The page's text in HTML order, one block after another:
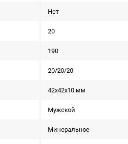
Нет
20
190
20/20/20
42x42x10 мм
Мужской
Минеральное